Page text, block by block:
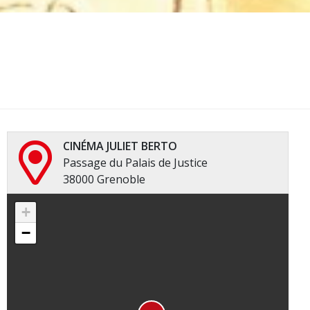
CINÉMA JULIET BERTO
Passage du Palais de Justice
38000 Grenoble
+
−